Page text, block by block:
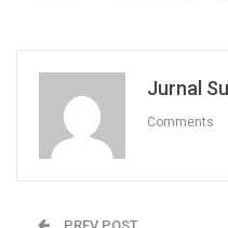
Jurnal
Comments